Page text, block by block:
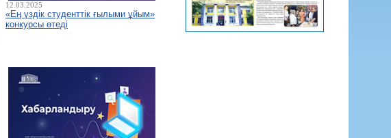
12.03.2025
«Ең үздік студенттік ғылыми ұйым»
конкурсы өтеді